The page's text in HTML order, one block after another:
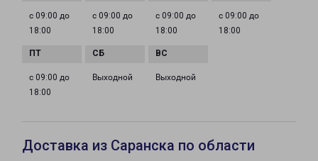
с 09:00 до
18:00
с 09:00 до
18:00
с 09:00 до
18:00
с 09:00 до
18:00
с 09:00 до
18:00
Выходной Выходной
Доставка из Саранска по области